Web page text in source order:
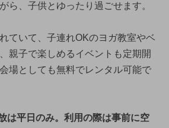
ら、子供とゆったり過ごせます。
ていて、子連れOKのヨガ教室やベ
親子で楽しめるイベントも定期開
場としても無料でレンタル可能で
は平日のみ。利用の際は事前に空